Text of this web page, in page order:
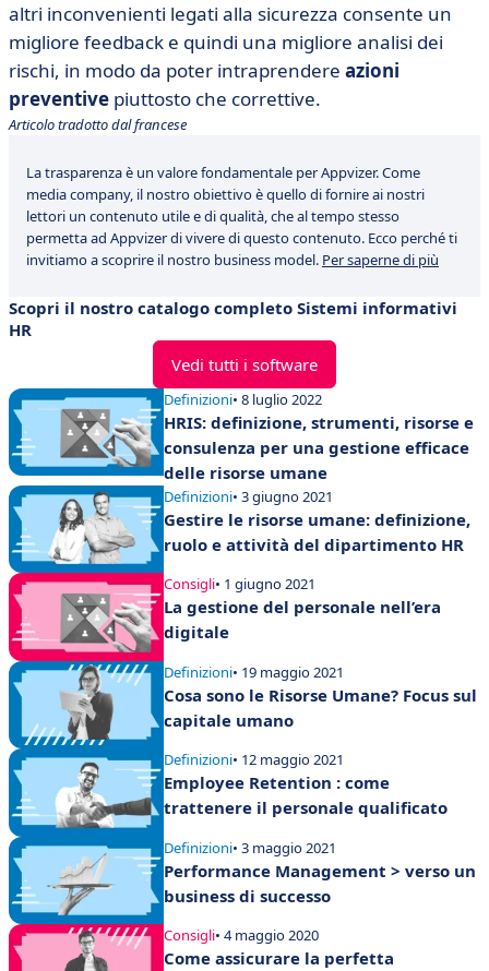
altri inconvenienti legati alla sicurezza consente un
migliore feedback e quindi una migliore analisi dei
rischi, in modo da poter intraprendere azioni
preventive piuttosto che correttive.
Articolo tradotto dal francese
La trasparenza è un valore fondamentale per Appvizer. Come
media company, il nostro obiettivo è quello di fornire ai nostri
lettori un contenuto utile e di qualità, che al tempo stesso
permetta ad Appvizer di vivere di questo contenuto. Ecco perché ti
invitiamo a scoprire il nostro business model. Per saperne di più
Scopri il nostro catalogo completo Sistemi informativi
HR
Vedi tutti i software
Definizioni• 8 luglio 2022
HRIS: definizione, strumenti, risorse e
consulenza per una gestione efficace
delle risorse umane
Definizioni• 3 giugno 2021
Gestire le risorse umane: definizione,
ruolo e attività del dipartimento HR
Consigli• 1 giugno 2021
La gestione del personale nell’era
digitale
Definizioni• 19 maggio 2021
Cosa sono le Risorse Umane? Focus sul
capitale umano
Definizioni• 12 maggio 2021
Employee Retention : come
trattenere il personale qualificato
Definizioni• 3 maggio 2021
Performance Management > verso un
business di successo
Consigli• 4 maggio 2020
Come assicurare la perfetta